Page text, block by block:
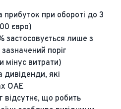
прибуток при обороті до 3
євро)
застосовується лише з
поріг
мінус витрати)
дивіденди, які
ОАЕ
відсутнє, що робить